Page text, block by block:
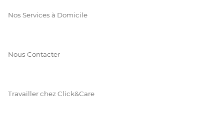
Nos Services à Domicile
Nous Contacter
Travailler chez Click&Care